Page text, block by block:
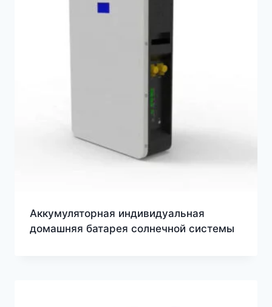
Аккумуляторная индивидуальная
домашняя батарея солнечной системы